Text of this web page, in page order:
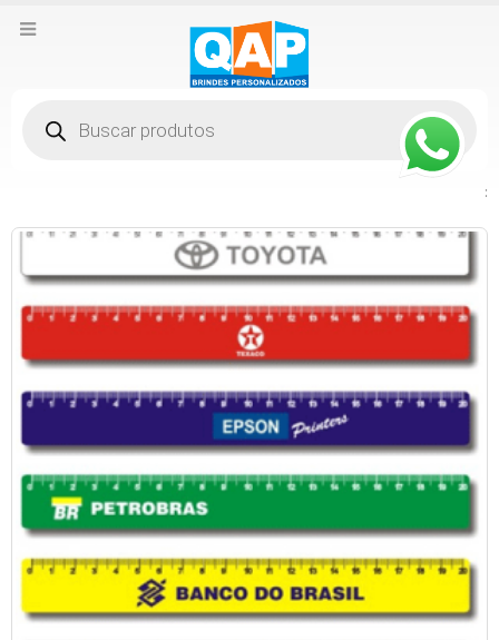
produtos
: